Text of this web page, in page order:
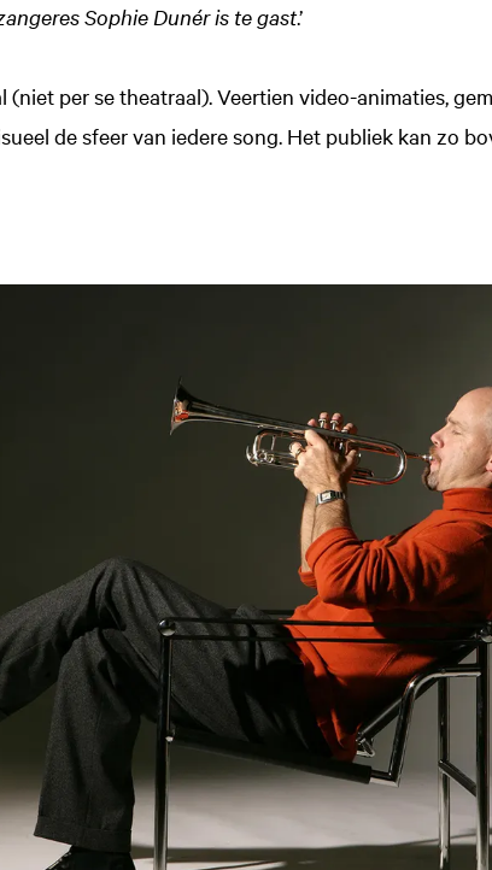
Sophie Dunér is te gast.’
(niet per se theatraal). Veertien video-animaties,
de sfeer van iedere song. Het publiek kan zo